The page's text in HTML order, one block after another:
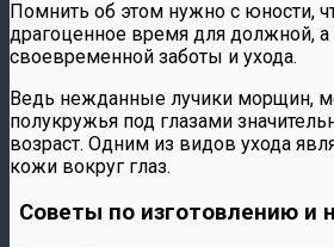
Помнить об этом нужно с юности,
драгоценное время для должной, а
своевременной заботы и ухода.
Ведь нежданные лучики морщин,
полукружья под глазами
возраст. Одним из видов ухода
кожи вокруг глаз.
Советы по изготовлению и